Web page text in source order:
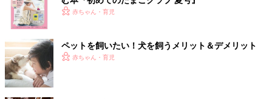
赤ちゃん・育児
ペットを飼いたい！犬を飼うメリット＆デメリット
赤ちゃん・育児